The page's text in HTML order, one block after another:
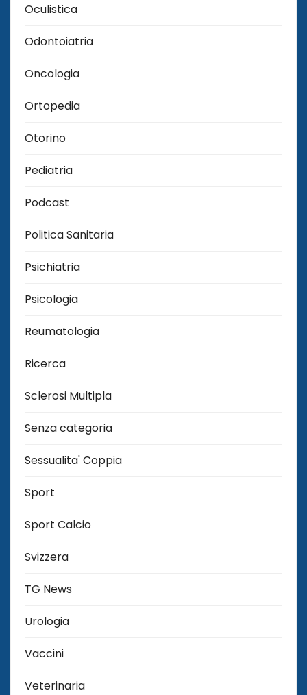
Oculistica
Odontoiatria
Oncologia
Ortopedia
Otorino
Pediatria
Podcast
Politica Sanitaria
Psichiatria
Psicologia
Reumatologia
Ricerca
Sclerosi Multipla
Senza categoria
Sessualita' Coppia
Sport
Sport Calcio
Svizzera
TG News
Urologia
Vaccini
Veterinaria